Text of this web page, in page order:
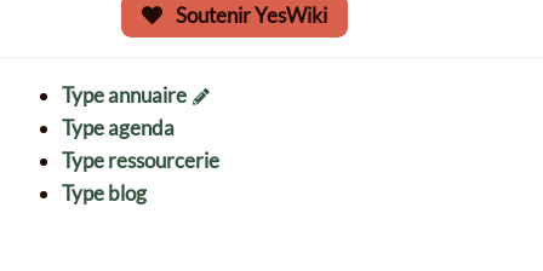
Soutenir YesWiki
Type annuaire
Type agenda
Type ressourcerie
Type blog